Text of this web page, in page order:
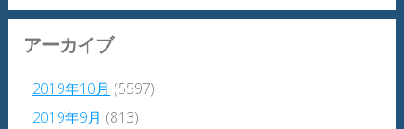
アーカイブ
2019年10月 (5597)
2019年9月 (813)